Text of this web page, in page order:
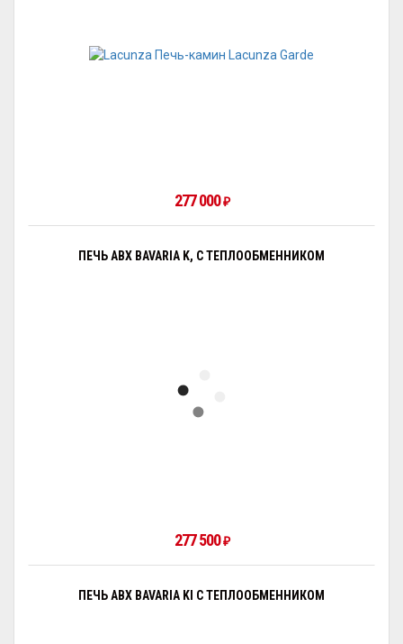
277 000₽
ПЕЧЬ ABX BAVARIA K, С ТЕПЛООБМЕННИКОМ
277 500₽
ПЕЧЬ ABX BAVARIA KI С ТЕПЛООБМЕННИКОМ